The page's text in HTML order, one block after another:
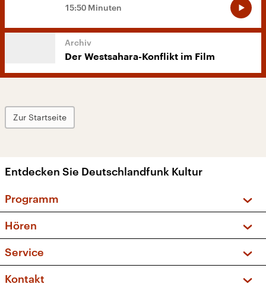
15:50 Minuten
Der Westsahara-Konflikt im Film
Zur Startseite
Entdecken Sie Deutschlandfunk Kultur
Programm
Sendungen und Podcasts
Musikliste
Kakadu – Das Kinderprogramm
Hören
Frequenzen (UKW + DAB+)
Service
FAQ
Kontakt